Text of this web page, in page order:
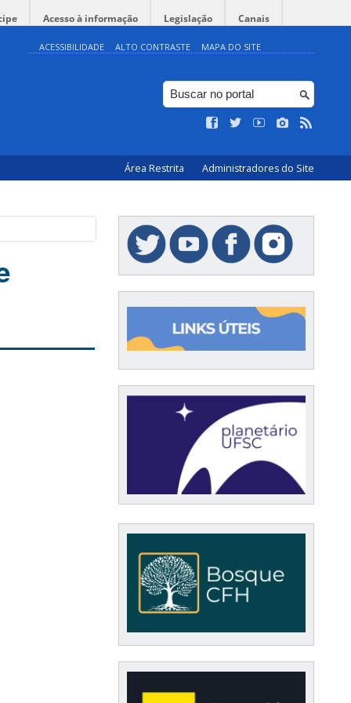
Acesso à informação Legislação Canais
ACESSIBILIDADE ALTO CONTRASTE MAPA DO SITE
Área Restrita Administradores do Site